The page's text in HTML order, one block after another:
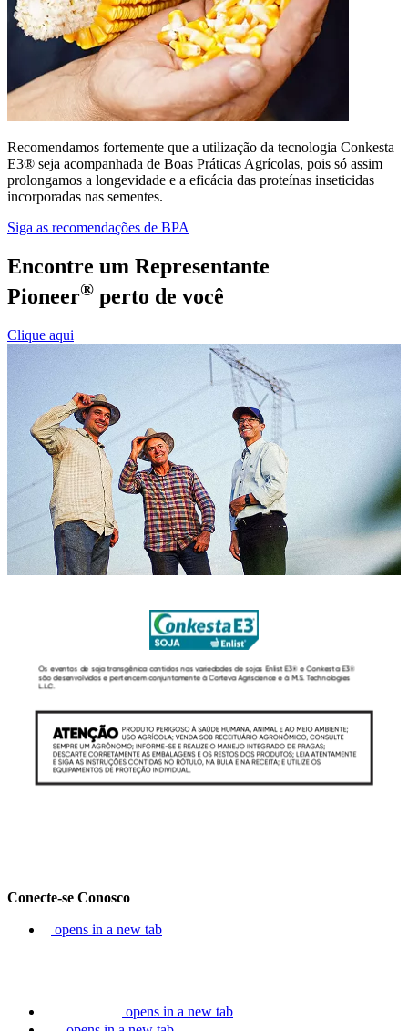
Recomendamos fortemente que a utilização da tecnologia Conkesta
E3® seja acompanhada de Boas Práticas Agrícolas, pois só assim
prolongamos a longevidade e a eficácia das proteínas inseticidas
incorporadas nas sementes.
Siga as recomendações de BPA
Encontre um Representante
Pioneer® perto de você
Clique aqui
Conecte-se Conosco
opens in a new tab
opens in a new tab